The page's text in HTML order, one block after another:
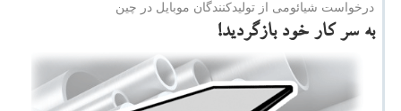
درخواست شیائومی از تولیدكنندگان موبایل در چین
به سر كار خود بازگردید!